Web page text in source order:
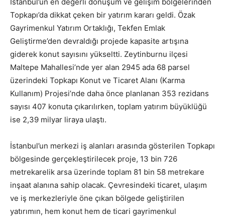
İstanbul’un en değerli dönüşüm ve gelişim bölgelerinden
Topkapı’da dikkat çeken bir yatırım kararı geldi. Özak
Gayrimenkul Yatırım Ortaklığı, Tekfen Emlak
Geliştirme’den devraldığı projede kapasite artışına
giderek konut sayısını yükseltti. Zeytinburnu ilçesi
Maltepe Mahallesi’nde yer alan 2945 ada 68 parsel
üzerindeki Topkapı Konut ve Ticaret Alanı (Karma
Kullanım) Projesi’nde daha önce planlanan 353 rezidans
sayısı 407 konuta çıkarılırken, toplam yatırım büyüklüğü
ise 2,39 milyar liraya ulaştı.
İstanbul’un merkezi iş alanları arasında gösterilen Topkapı
bölgesinde gerçekleştirilecek proje, 13 bin 726
metrekarelik arsa üzerinde toplam 81 bin 58 metrekare
inşaat alanına sahip olacak. Çevresindeki ticaret, ulaşım
ve iş merkezleriyle öne çıkan bölgede geliştirilen
yatırımın, hem konut hem de ticari gayrimenkul